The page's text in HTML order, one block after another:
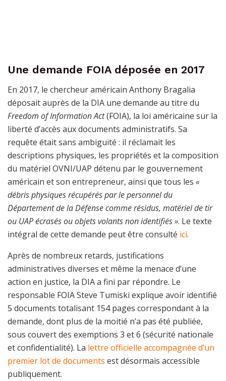
Une demande FOIA déposée en 2017
En 2017, le chercheur américain Anthony Bragalia
déposait auprès de la DIA une demande au titre du
Freedom of Information Act(FOIA), la loi américaine sur la
liberté d’accès aux documents administratifs. Sa
requête était sans ambiguïté : il réclamait les
descriptions physiques, les propriétés et la composition
du matériel OVNI/UAP détenu par le gouvernement
américain et son entrepreneur, ainsi que tous les «
débris physiques récupérés par le personnel du
Département de la Défense comme résidus, matériel de tir
ou UAP écrasés ou objets volants non identifiés ». Le texte
intégral de cette demande peut être consulté ici.
Après de nombreux retards, justifications
administratives diverses et même la menace d’une
action en justice, la DIA a fini par répondre. Le
responsable FOIA Steve Tumiski explique avoir identifié
5 documents totalisant 154 pages correspondant à la
demande, dont plus de la moitié n’a pas été publiée,
sous couvert des exemptions 3 et 6 (sécurité nationale
et confidentialité). La lettre officielle accompagnée d’un
premier lot de documents est désormais accessible
publiquement.